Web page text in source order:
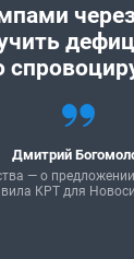
Дмитрий
— о
КРТ для